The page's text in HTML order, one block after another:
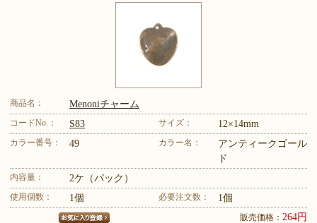
商品名： Menoniチャーム
コードNo.： S83 サイズ： 12×14mm
カラー番号： 49 カラー名：
アンティークゴール
ド
内容量： 2ケ（パック）
使用個数： 1個 必要注文数： 1個
販売価格： 264円